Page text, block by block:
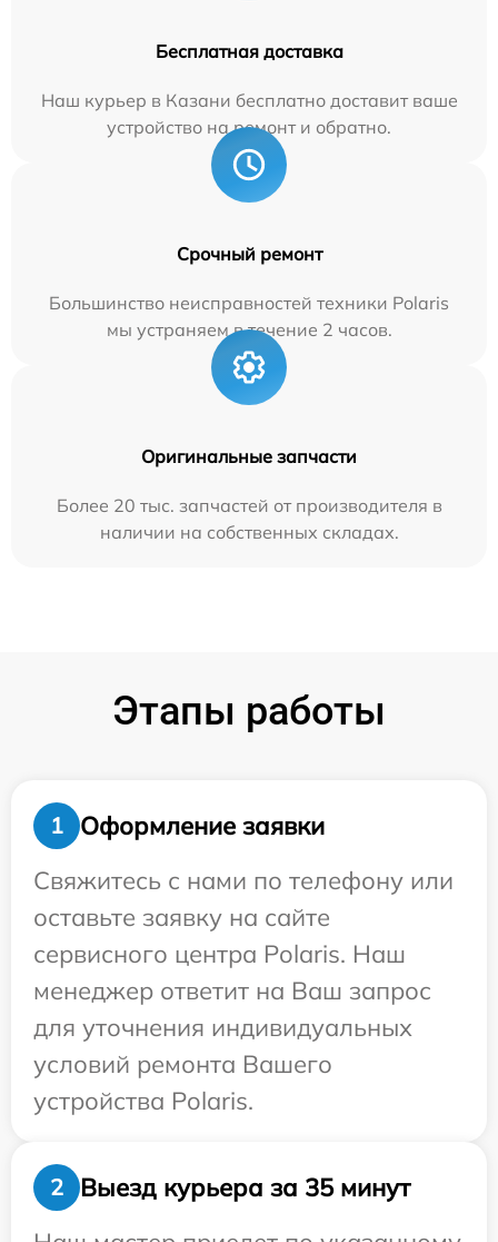
Бесплатная доставка
Наш курьер в Казани бесплатно доставит ваше
устройство на ремонт и обратно.
Срочный ремонт
Большинство неисправностей техники Polaris
мы устраняем в течение 2 часов.
Оригинальные запчасти
Более 20 тыс. запчастей от производителя в
наличии на собственных складах.
Этапы работы
1
Оформление заявки
Свяжитесь с нами по телефону или
оставьте заявку на сайте
сервисного центра Polaris. Наш
менеджер ответит на Ваш запрос
для уточнения индивидуальных
условий ремонта Вашего
устройства Polaris.
2
Выезд курьера за 35 минут